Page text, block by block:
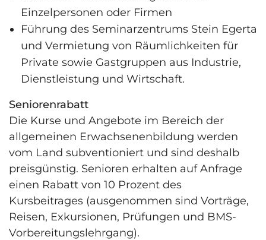
Einzelpersonen oder Firmen
Führung des Seminarzentrums Stein Egerta
und Vermietung von Räumlich­keiten für
Private sowie Gastgruppen aus Industrie,
Dienstleistung und Wirtschaft.
Seniorenrabatt
Die Kurse und Angebote im Bereich der
allgemeinen Erwachsenenbildung werden
vom Land subventioniert und sind deshalb
preisgünstig. Senioren erhalten auf Anfrage
einen Rabatt von 10 Prozent des
Kursbeitrages (ausgenommen sind Vorträge,
Reisen, Exkursionen, Prüfungen und BMS-
Vorbereitungslehrgang).